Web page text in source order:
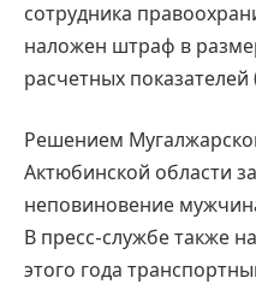
сотрудника
наложен штраф в
расчетных
Решением
Актюбинской области
неповиновение
В пресс-службе также
этого года